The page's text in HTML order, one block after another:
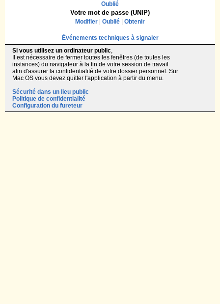
Oublié
Votre mot de passe (UNIP)
Modifier Oublié Obtenir
Événements techniques à signaler
Si vous utilisez un ordinateur public,
Il est nécessaire de fermer toutes les fenêtres (de toutes les
instances) du navigateur à la fin de votre session de travail
afin d'assurer la confidentialité de votre dossier personnel. Sur
Mac OS vous devez quitter l'application à partir du menu.
Sécurité dans un lieu public
Politique de confidentialité
Configuration du fureteur